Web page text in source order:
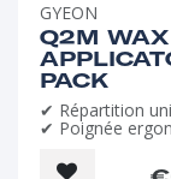
GYEON
Q2M WAX
PACK
✔ Répartition
✔ Poignée